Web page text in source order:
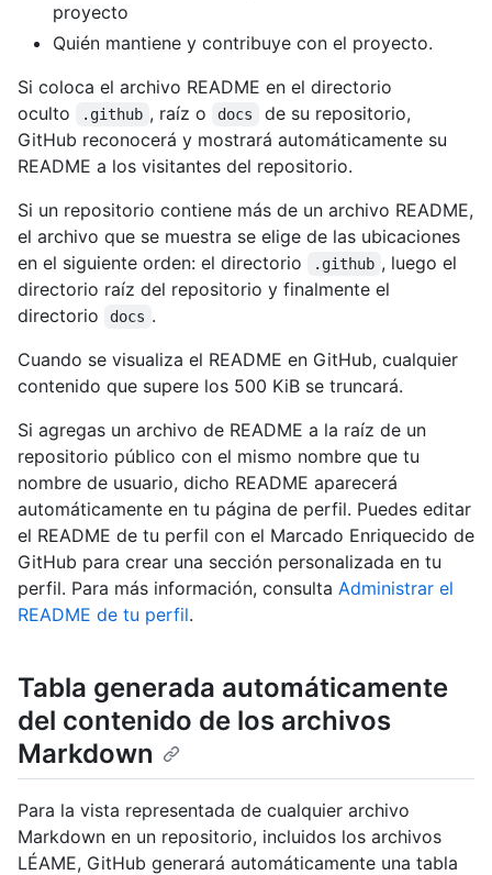
proyecto
Quién mantiene y contribuye con el proyecto.
Si coloca el archivo README en el directorio
oculto
.github , raíz o docs
de su repositorio,
GitHub reconocerá y mostrará automáticamente su
README a los visitantes del repositorio.
Si un repositorio contiene más de un archivo README,
el archivo que se muestra se elige de las ubicaciones
en el siguiente orden: el directorio
.github , luego el
directorio raíz del repositorio y finalmente el
directorio
docs .
Cuando se visualiza el README en GitHub, cualquier
contenido que supere los 500 KiB se truncará.
Si agregas un archivo de README a la raíz de un
repositorio público con el mismo nombre que tu
nombre de usuario, dicho README aparecerá
automáticamente en tu página de perfil. Puedes editar
el README de tu perfil con el Marcado Enriquecido de
GitHub para crear una sección personalizada en tu
perfil. Para más información, consulta Administrar el
README de tu perfil.
Tabla generada automáticamente
del contenido de los archivos
Markdown
Para la vista representada de cualquier archivo
Markdown en un repositorio, incluidos los archivos
LÉAME, GitHub generará automáticamente una tabla